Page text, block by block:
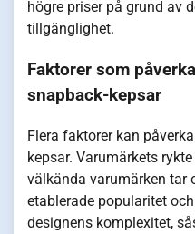
högre priser på grund av
tillgänglighet.
Faktorer som
snapback-kepsar
Flera faktorer kan
kepsar. Varumärkets
välkända varumärken tar
etablerade popularitet
designens komplexitet,